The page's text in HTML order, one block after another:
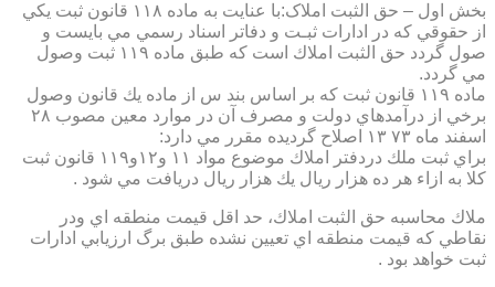
بخش اول – حق الثبت املاک:با عنايت به ماده ۱۱۸ قانون ثبت يكي
از حقوقي كه در ادارات ثبـت و دفاتر اسناد رسمي مي بايست و
صول گردد حق الثبت املاك است كه طبق ماده ۱۱۹ ثبت وصول
مي گردد.
ماده ۱۱۹ قانون ثبت كه بر اساس بند س از ماده يك قانون وصول
برخي از درآمدهاي دولت و مصرف آن در موارد معين مصوب ۲۸
اسفند ماه ۷۳ ۱۳ اصلاح گرديده مقرر مي دارد:
براي ثبت ملك دردفتر املاك موضوع مواد ۱۱ و۱۲و۱۱۹ قانون ثبت
كلا به ازاء هر ده هزار ريال يك هزار ريال دريافت مي شود .
ملاك محاسبه حق الثبت املاك، حد اقل قيمت منطقه اي ودر
نقاطي كه قيمت منطقه اي تعيين نشده طبق برگ ارزيابي ادارات
ثبت خواهد بود .